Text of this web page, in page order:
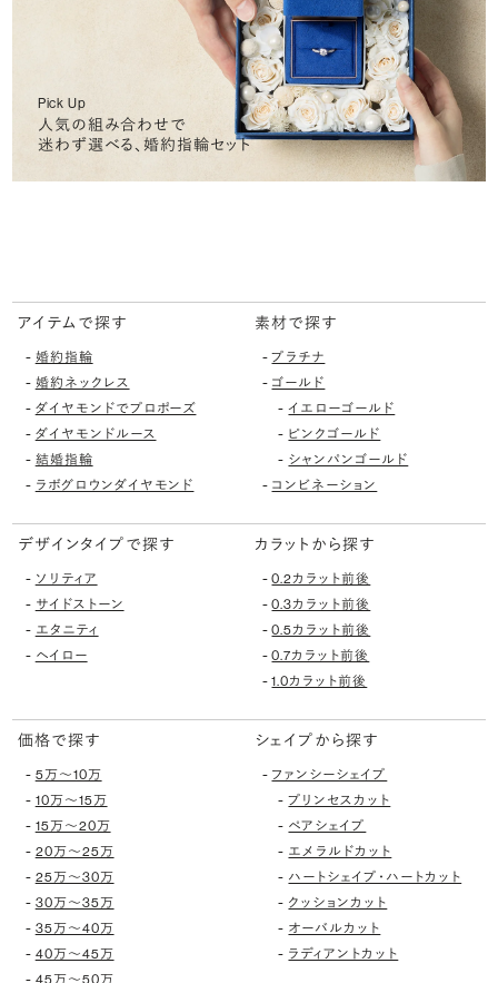
Pick Up
人気の組み合わせで
迷わず選べる、婚約指輪セット
アイテムで探す
- 婚約指輪
- 婚約ネックレス
- ダイヤモンドでプロポーズ
- ダイヤモンドルース
- 結婚指輪
- ラボグロウンダイヤモンド
素材で探す
-プラチナ
- ゴールド
-イエローゴールド
- ピンクゴールド
- シャンパンゴールド
- コンビネーション
デザインタイプで探す
- ソリティア
- サイドストーン
- エタニティ
- ヘイロー
カラットから探す
-0.2カラット前後
-0.3カラット前後
-0.5カラット前後
-0.7カラット前後
-1.0カラット前後
価格で探す
- 5万〜10万
- 10万〜15万
- 15万〜20万
- 20万〜25万
- 25万〜30万
- 30万〜35万
- 35万〜40万
- 40万〜45万
- 45万〜50万
シェイプから探す
- ファンシーシェイプ
-プリンセスカット
- ペアシェイプ
- エメラルドカット
- ハートシェイプ・ハートカット
- クッションカット
- オーバルカット
- ラディアントカット